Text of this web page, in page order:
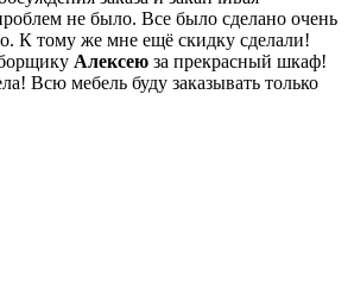
не было. Все было сделано очень
К тому же мне ещё скидку сделали!
Алексею за прекрасный шкаф!
Всю мебель буду заказывать только